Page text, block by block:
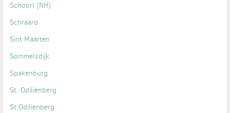
Schoorl (NH)
Schraard
Sint Maarten
Sommelsdijk
Spakenburg
St. Odilienberg
St.Odilienberg